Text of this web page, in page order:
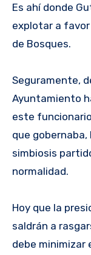
Es ahí donde
explotar a
de Bosques.
Seguramente,
Ayuntamiento
este
que
simbiosis
normalidad.
Hoy que la
saldrán a
debe minimizar